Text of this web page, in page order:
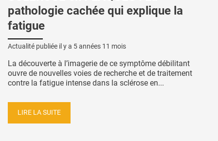
pathologie cachée qui explique la
fatigue
Actualité publiée il y a 5 années 11 mois
La découverte à l’imagerie de ce symptôme débilitant
ouvre de nouvelles voies de recherche et de traitement
contre la fatigue intense dans la sclérose en...
LIRE LA SUITE